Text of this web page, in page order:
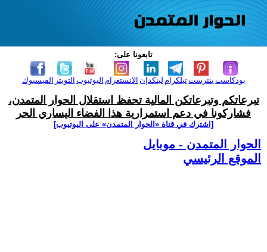
تابعونا على:
الفيسبوك التويتر اليوتيوب الانستغرام لينكدإن تيلكرامبنترست بودكاست
تبرعاتكم وتبرعاتكن المالية تحفظ استقلال الحوار المتمدن،
فشاركونا في دعم استمرارية هذا الفضاء اليساري الحر
[اشترك في قناة ‫«الحوار المتمدن» على اليوتيوب]
الحوار المتمدن - موبايل
الموقع الرئيسي